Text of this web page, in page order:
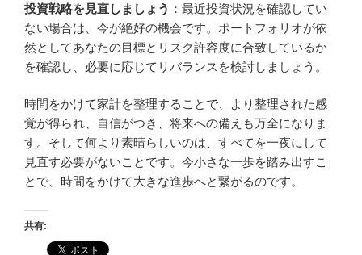
投資戦略を見直しましょう ：最近投資状況を確認してい
ない場合は、今が絶好の機会です。ポートフォリオが依
然としてあなたの目標とリスク許容度に合致しているか
を確認し、必要に応じてリバランスを検討しましょう。
時間をかけて家計を整理することで、より整理された感
覚が得られ、自信がつき、将来への備えも万全になりま
す。そして何より素晴らしいのは、すべてを一夜にして
見直す必要がないことです。今小さな一歩を踏み出すこ
とで、時間をかけて大きな進歩へと繋がるのです。
共有: